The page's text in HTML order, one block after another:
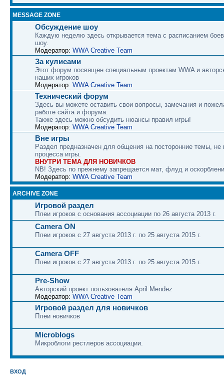
MESSAGE ZONE
Обсуждение шоу
Каждую неделю здесь открывается тема с расписанием
шоу.
Модератор: WWA Creative Team
За кулисами
Этот форум посвящен специальным проектам WWA и
наших игроков
Модератор: WWA Creative Team
Технический форум
Здесь вы можете оставить свои вопросы, замечания и
работе сайта и форума.
Также здесь можно обсудить нюансы правил игры!
Модератор: WWA Creative Team
Вне игры
Раздел предназначен для общения на посторонние темы,
процесса игры.
ВНУТРИ ТЕМА ДЛЯ НОВИЧКОВ
NB! Здесь по прежнему запрещается мат, флуд и
Модератор: WWA Creative Team
ARCHIVE ZONE
Игровой раздел
Плеи игроков с основания ассоциации по 26 августа 2013 г.
Camera ON
Плеи игроков с 27 августа 2013 г. по 25 августа 2015 г.
Camera OFF
Плеи игроков с 27 августа 2013 г. по 25 августа 2015 г.
Pre-Show
Авторский проект пользователя April Mendez
Модератор: WWA Creative Team
Игровой раздел для новичков
Плеи новичков
Microblogs
Микроблоги рестлеров ассоциации.
ВХОД